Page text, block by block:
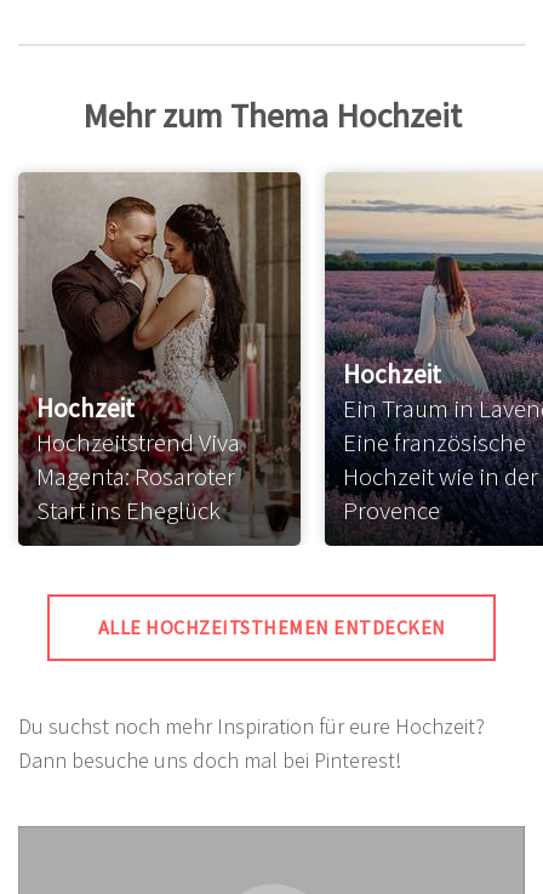
Mehr zum Thema Hochzeit
Hochzeit
Hochzeitstrend Viva
Magenta: Rosaroter
Start ins Eheglück
Hochzeit
Ein Traum in
Eine französische
Hochzeit wie in der
Provence
ALLE HOCHZEITSTHEMEN ENTDECKEN
Du suchst noch mehr Inspiration für eure Hochzeit?
Dann besuche uns doch mal bei Pinterest!